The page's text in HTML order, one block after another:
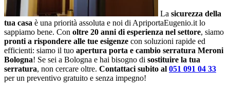
La sicurezza della
tua casa è una priorità assoluta e noi di ApriportaEugenio.it lo
sappiamo bene. Con oltre 20 anni di esperienza nel settore, siamo
pronti a rispondere alle tue esigenze con soluzioni rapide ed
efficienti: siamo il tuo apertura porta e cambio serratura Meroni
Bologna! Se sei a Bologna e hai bisogno di sostituire la tua
serratura, non cercare oltre. Contattaci subito al 051 091 04 33
per un preventivo gratuito e senza impegno!